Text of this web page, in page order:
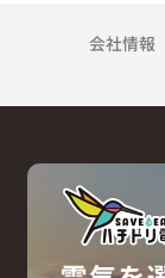
会社情報